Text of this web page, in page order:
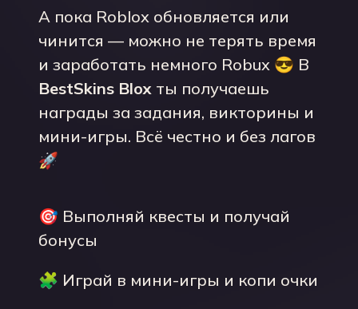
А пока Roblox обновляется или
чинится — можно не терять время
и заработать немного Robux 😎 В
BestSkins Blox ты получаешь
награды за задания, викторины и
мини-игры. Всё честно и без лагов
🚀
🎯 Выполняй квесты и получай
бонусы
🧩 Играй в мини-игры и копи очки